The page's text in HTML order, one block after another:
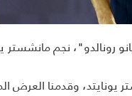
نجم مانشستر
وقدمنا العرض